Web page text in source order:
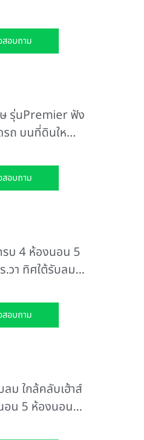
อบถาม
รุ่นPremier ฟัง
ถ บนที่ดินใหญ่
ส่วนตัว และ
อบถาม
บ 4 ห้องนอน 5
วา ทิศใต้รับลม
ที่สีเขียวรอบ
อบถาม
อน 5 ห้องนอน
มพร้อมให้ครบ